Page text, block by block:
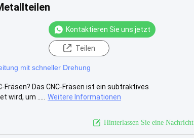
Kontaktieren Sie uns jetzt
Teilen
mit schneller Drehung
Das CNC-Fräsen ist ein subtraktives
wird, um .....
Weitere Informationen
Hinterlassen Sie eine Nachricht.